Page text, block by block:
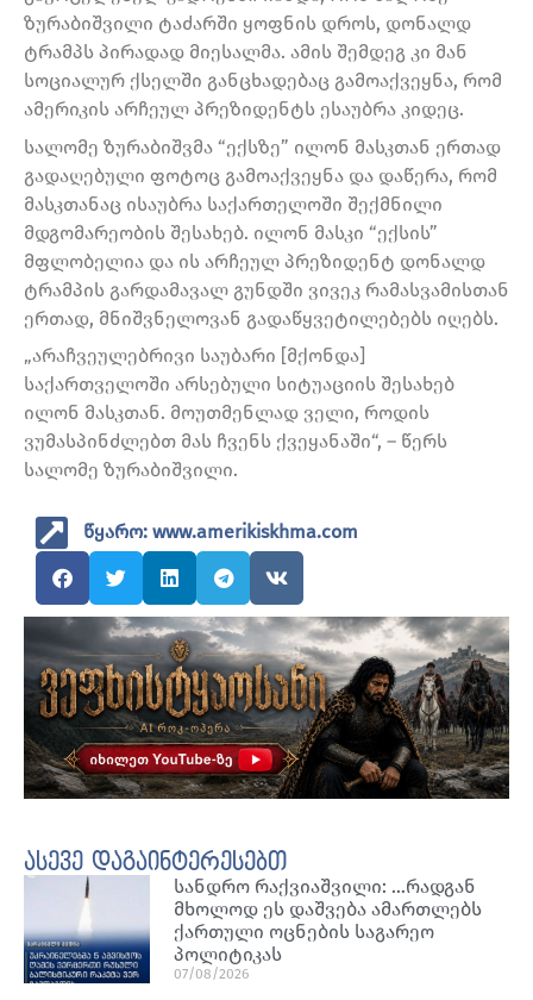
ზურაბიშვილი ტაძარში ყოფნის დროს, დონალდ
ტრამპს პირადად მიესალმა. ამის შემდეგ კი მან
სოციალურ ქსელში განცხადებაც გამოაქვეყნა, რომ
ამერიკის არჩეულ პრეზიდენტს ესაუბრა კიდეც.
სალომე ზურაბიშვმა “ექსზე” ილონ მასკთან ერთად
გადაღებული ფოტოც გამოაქვეყნა და დაწერა, რომ
მასკთანაც ისაუბრა საქართელოში შექმნილი
მდგომარეობის შესახებ. ილონ მასკი “ექსის”
მფლობელია და ის არჩეულ პრეზიდენტ დონალდ
ტრამპის გარდამავალ გუნდში ვივეკ რამასვამისთან
ერთად, მნიშვნელოვან გადაწყვეტილებებს იღებს.
„არაჩვეულებრივი საუბარი [მქონდა]
საქართველოში არსებული სიტუაციის შესახებ
ილონ მასკთან. მოუთმენლად ველი, როდის
ვუმასპინძლებთ მას ჩვენს ქვეყანაში“, – წერს
სალომე ზურაბიშვილი.
წყარო: www.amerikiskhma.com
ასევე დაგაინტერესებთ
სანდრო რაქვიაშვილი: …რადგან
მხოლოდ ეს დაშვება ამართლებს
ქართული ოცნების საგარეო
პოლიტიკას
07/08/2026